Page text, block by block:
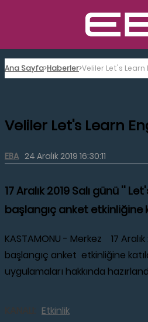
Ana Sayfa Haberler Veliler Let's
Veliler Let's Learn
EBA 24 Aralık 2019 16:30:11
17 Aralık 2019 Salı günü ''
başlangıç anket etkinliğine
KASTAMONU - Merkez 17
başlangıç anket etkinliğine
uygulamaları hakkında
Etkinlik